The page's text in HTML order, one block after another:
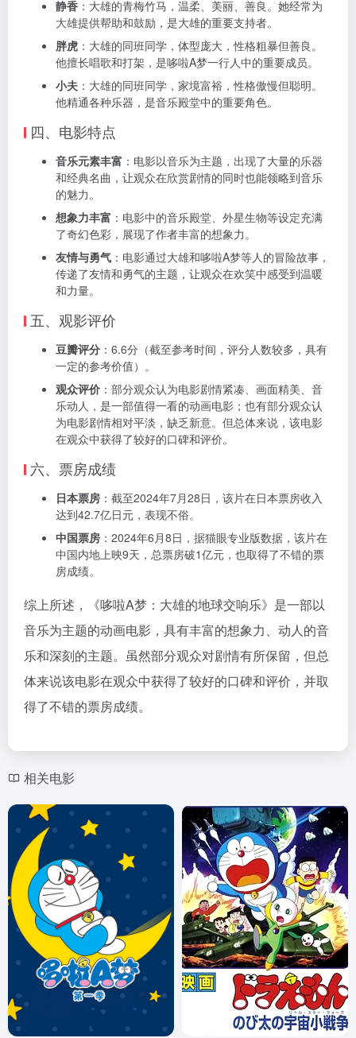
静香 ：大雄的青梅竹马，温柔、美丽、善良。她经常为
大雄提供帮助和鼓励，是大雄的重要支持者。
胖虎 ：大雄的同班同学，体型庞大，性格粗暴但善良。
他擅长唱歌和打架，是哆啦A梦一行人中的重要成员。
小夫 ：大雄的同班同学，家境富裕，性格傲慢但聪明。
他精通各种乐器，是音乐殿堂中的重要角色。
四、电影特点
音乐元素丰富 ：电影以音乐为主题，出现了大量的乐器
和经典名曲，让观众在欣赏剧情的同时也能领略到音乐
的魅力。
想象力丰富 ：电影中的音乐殿堂、外星生物等设定充满
了奇幻色彩，展现了作者丰富的想象力。
友情与勇气 ：电影通过大雄和哆啦A梦等人的冒险故事，
传递了友情和勇气的主题，让观众在欢笑中感受到温暖
和力量。
五、观影评价
豆瓣评分 ：6.6分（截至参考时间，评分人数较多，具有
一定的参考价值）。
观众评价 ：部分观众认为电影剧情紧凑、画面精美、音
乐动人，是一部值得一看的动画电影；也有部分观众认
为电影剧情相对平淡，缺乏新意。但总体来说，该电影
在观众中获得了较好的口碑和评价。
六、票房成绩
日本票房 ：截至2024年7月28日，该片在日本票房收入
达到42.7亿日元，表现不俗。
中国票房 ：2024年6月8日，据猫眼专业版数据，该片在
中国内地上映9天，总票房破1亿元，也取得了不错的票
房成绩。
综上所述，《哆啦A梦：大雄的地球交响乐》是一部以
音乐为主题的动画电影，具有丰富的想象力、动人的音
乐和深刻的主题。虽然部分观众对剧情有所保留，但总
体来说该电影在观众中获得了较好的口碑和评价，并取
得了不错的票房成绩。
相关电影